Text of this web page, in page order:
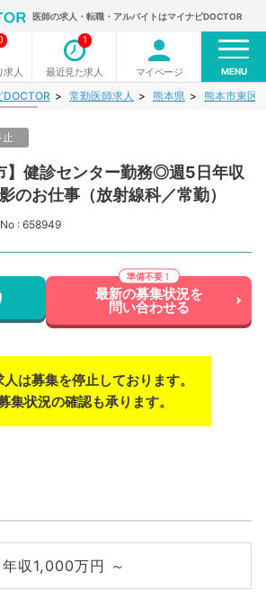
医師の求人・転職・アルバイトはマイナビDOCTOR
求人 最近見た求人
1
マイページ MENU
DOCTOR 常勤医師求人 熊本県 熊本市東区
】健診センター勤務◎週5日年収
お仕事（放射線科／常勤）
: 658949
最新の募集状況を
問い合わせる
は募集を停止しております。
集状況の確認も承ります。
年収1,000万円 ～